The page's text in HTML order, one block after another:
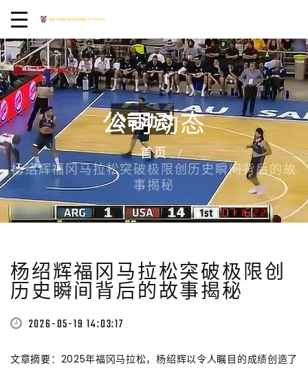
公司动态
首页
杨绍辉福冈马拉松突破极限创历史瞬间背后的故
事揭秘
杨绍辉福冈马拉松突破极限创
历史瞬间背后的故事揭秘
2026-05-19 14:03:17
文章摘要：2025年福冈马拉松，杨绍辉以令人瞩目的成绩创造了